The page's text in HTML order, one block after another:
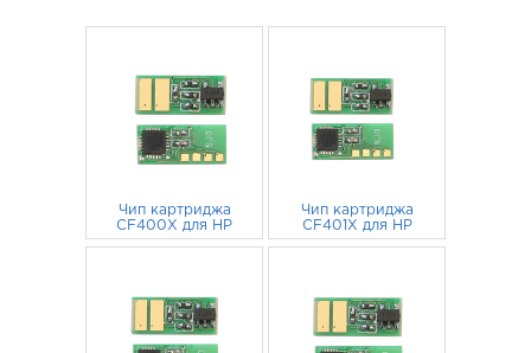
Чип картриджа
CF400X для HP
Color LaserJet
черный 2800 стр.
Чип картриджа
CF401X для HP
Color LaserJet
голубой 2300 стр.